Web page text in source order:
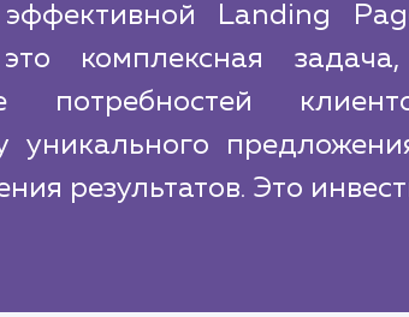
эффективной Landing
комплексная
потребностей
уникального
результатов. Это